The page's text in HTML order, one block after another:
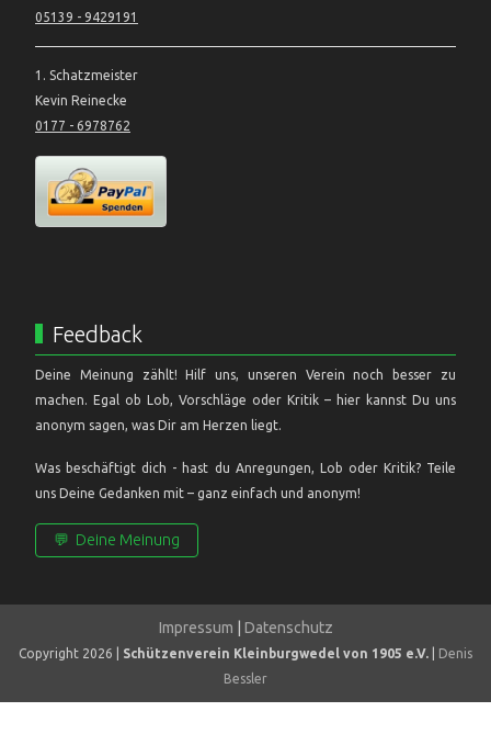
05139 - 9429191
1. Schatzmeister
Kevin Reinecke
0177 - 6978762
Feedback
Deine Meinung zählt! Hilf uns, unseren Verein noch besser zu
machen. Egal ob Lob, Vorschläge oder Kritik – hier kannst Du uns
anonym sagen, was Dir am Herzen liegt.
Was beschäftigt dich - hast du Anregungen, Lob oder Kritik? Teile
uns Deine Gedanken mit – ganz einfach und anonym!
💬 Deine Meinung
Impressum Datenschutz
Copyright 2026 | Schützenverein Kleinburgwedel von 1905 e.V.
Denis
Bessler